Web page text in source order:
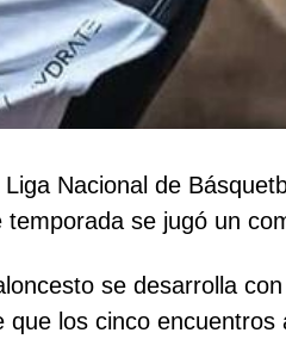
Nacional de
se jugó un
se desarrolla
los cinco encuentros